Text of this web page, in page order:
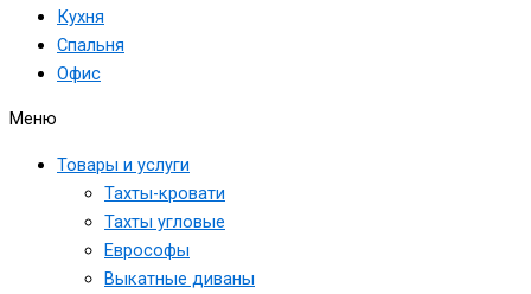
Кухня
Спальня
Офис
Меню
Товары и услуги
Тахты-кровати
Тахты угловые
Еврософы
Выкатные диваны